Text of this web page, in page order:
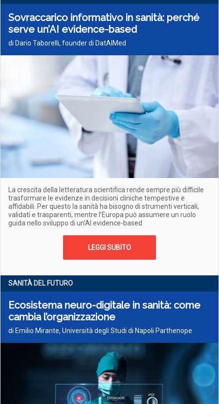
Sovraccarico informativo in sanità: perché
serve un’AI evidence-based
di Dario Taborelli, founder di DatAIMed
La crescita della letteratura scientifica rende sempre più difficile
trasformare le evidenze in decisioni cliniche tempestive e
affidabili. Per questo la sanità ha bisogno di strumenti verticali,
validati e trasparenti, mentre l’Europa può assumere un ruolo
guida nello sviluppo di un’AI evidence-based
LEGGI SUBITO
SANITÀ DEL FUTURO
Ecosistema neuro-digitale in sanità: come
cambia l’organizzazione
di Emilio Mirante, Università degli Studi di Napoli Parthenope